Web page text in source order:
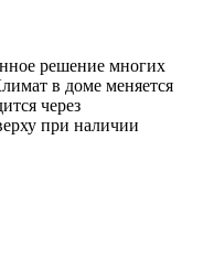
решение многих
в доме меняется
через
при наличии